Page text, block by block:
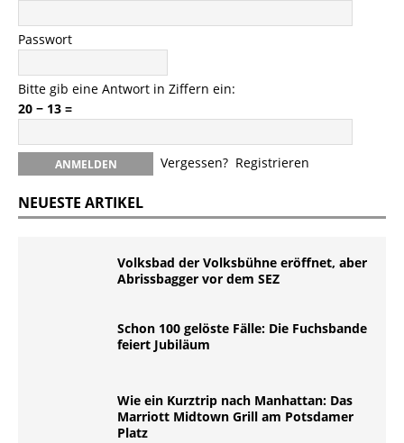
Passwort
Bitte gib eine Antwort in Ziffern ein:
20 − 13 =
Vergessen? Registrieren
NEUESTE ARTIKEL
Volksbad der Volksbühne eröffnet, aber
Abrissbagger vor dem SEZ
Schon 100 gelöste Fälle: Die Fuchsbande
feiert Jubiläum
Wie ein Kurztrip nach Manhattan: Das
Marriott Midtown Grill am Potsdamer
Platz